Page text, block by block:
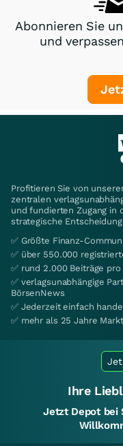
Abonnieren Sie
und
Profitieren Sie von
zentralen
und fundierten Zugang in
strategische
✅ Größte Finanz-
✅ über 550.000
✅ rund 2.000 Beiträge pro
✅ verlagsunabhängige
BörsenNews
✅ Jederzeit einfach
✅ mehr als 25 Jahre
Ihre
Jetzt Depot bei